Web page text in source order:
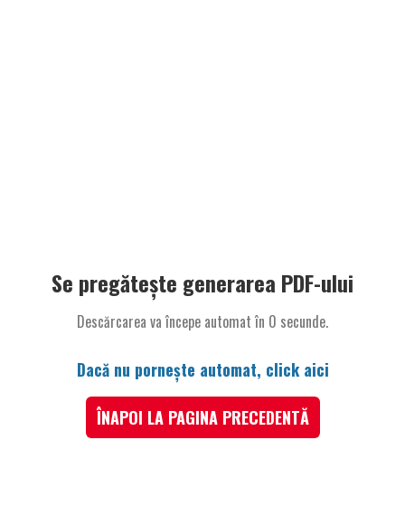
Se pregătește generarea PDF-ului
Descărcarea va începe automat în 0 secunde.
Dacă nu pornește automat, click aici
ÎNAPOI LA PAGINA PRECEDENTĂ